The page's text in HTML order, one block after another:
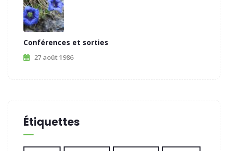
Conférences et sorties
27 août 1986
Étiquettes